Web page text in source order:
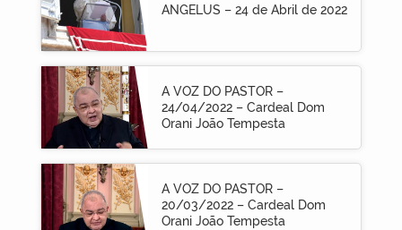
ANGELUS – 24 de Abril de 2022
A VOZ DO PASTOR –
24/04/2022 – Cardeal Dom
Orani João Tempesta
A VOZ DO PASTOR –
20/03/2022 – Cardeal Dom
Orani João Tempesta